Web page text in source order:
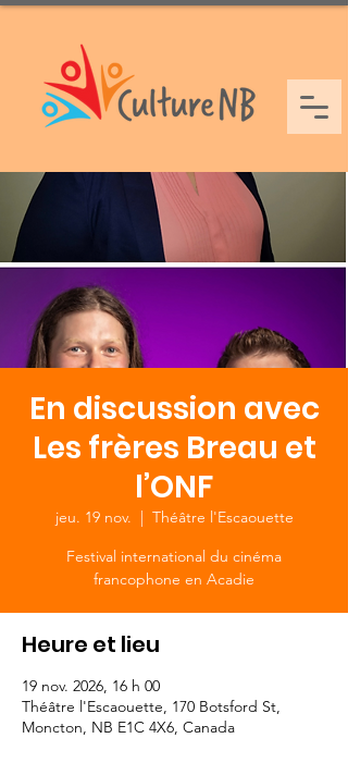
En discussion avec
Les frères Breau et
l’ONF
jeu. 19 nov.
  |
Théâtre l'Escaouette
Festival international du cinéma
francophone en Acadie
Heure et lieu
19 nov. 2026, 16 h 00
Théâtre l'Escaouette, 170 Botsford St,
Moncton, NB E1C 4X6, Canada